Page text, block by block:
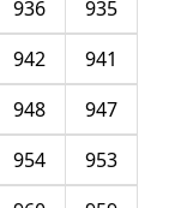
935
936
941
942
947
948
953
954